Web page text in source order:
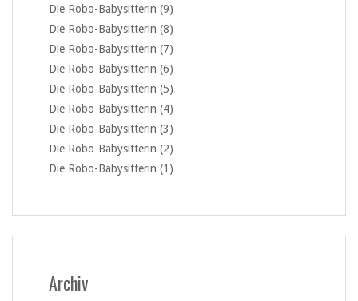
Die Robo-Babysitterin (9)
Die Robo-Babysitterin (8)
Die Robo-Babysitterin (7)
Die Robo-Babysitterin (6)
Die Robo-Babysitterin (5)
Die Robo-Babysitterin (4)
Die Robo-Babysitterin (3)
Die Robo-Babysitterin (2)
Die Robo-Babysitterin (1)
Archiv